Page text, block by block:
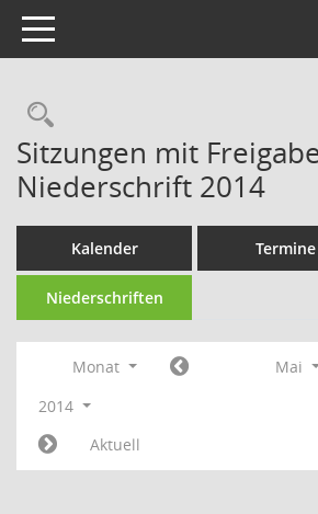
Toggle navigation
Rechercheauswahl
Sitzungen mit
Niederschrift 2014
Kalender Termine
Niederschriften
Monat
Mai
2014
Aktuell